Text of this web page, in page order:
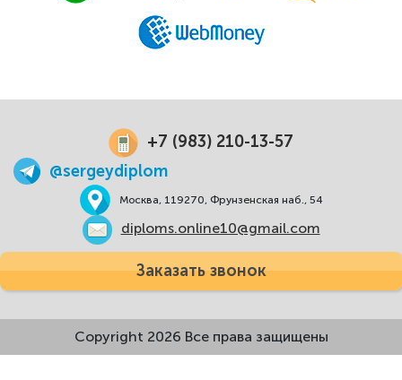
+7 (983) 210-13-57
@sergeydiplom
Москва, 119270, Фрунзенская наб., 54
diploms.online10@gmail.com
Заказать звонок
Copyright 2026 Все права защищены